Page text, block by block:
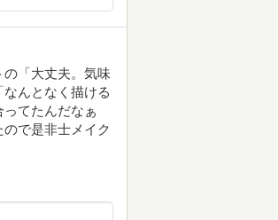
「大丈夫。気味
んとなく描ける
てたんだなぁ
で是非士メイク